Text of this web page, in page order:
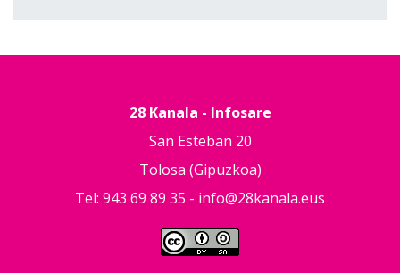
28 Kanala - Infosare
San Esteban 20
Tolosa (Gipuzkoa)
Tel: 943 69 89 35 - info@28kanala.eus